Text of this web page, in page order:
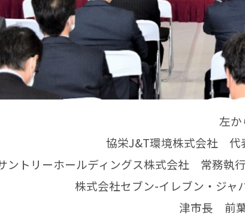
左か
協栄J&T環境株式会社
ントリーホールディングス株式会社 常務
株式会社セブン-イレブン・
津市長 前